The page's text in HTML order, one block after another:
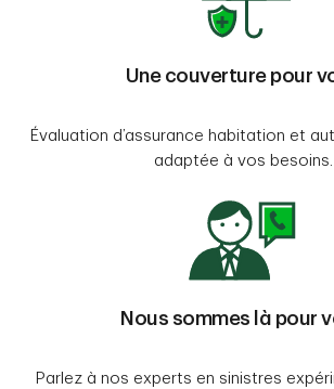
Une couverture pour
Évaluation d’assurance habitation et
adaptée à vos besoins.
Nous sommes là pour
Parlez à nos experts en sinistres